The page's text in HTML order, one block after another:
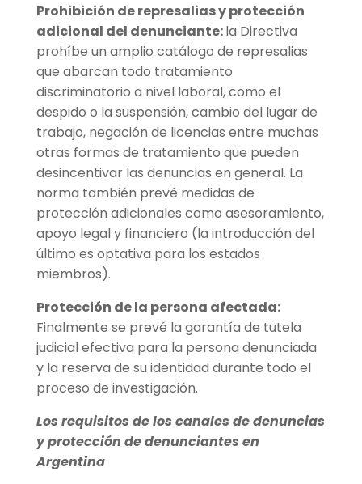
Prohibición de represalias y protección
adicional del denunciante:la Directiva
prohíbe un amplio catálogo de represalias
que abarcan todo tratamiento
discriminatorio a nivel laboral, como el
despido o la suspensión, cambio del lugar de
trabajo, negación de licencias entre muchas
otras formas de tratamiento que pueden
desincentivar las denuncias en general. La
norma también prevé medidas de
protección adicionales como asesoramiento,
apoyo legal y financiero (la introducción del
último es optativa para los estados
miembros).
Protección de la persona afectada:
Finalmente se prevé la garantía de tutela
judicial efectiva para la persona denunciada
y la reserva de su identidad durante todo el
proceso de investigación.
Los requisitos de los canales de denuncias
y protección de denunciantes en
Argentina